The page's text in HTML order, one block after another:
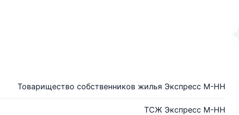
Товарищество собственников жилья Экспресс М-НН
ТСЖ Экспресс М-НН